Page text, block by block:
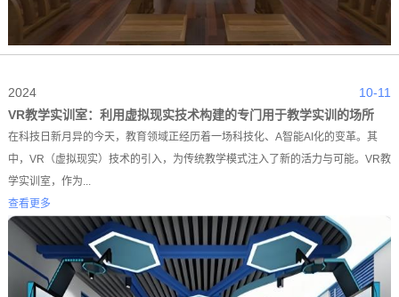
10-11
2024
VR教学实训室：利用虚拟现实技术构建的专门用于教学实训的场所
在科技日新月异的今天，教育领域正经历着一场科技化、A智能AI化的变革。其
中，VR（虚拟现实）技术的引入，为传统教学模式注入了新的活力与可能。VR教
学实训室，作为...
查看更多